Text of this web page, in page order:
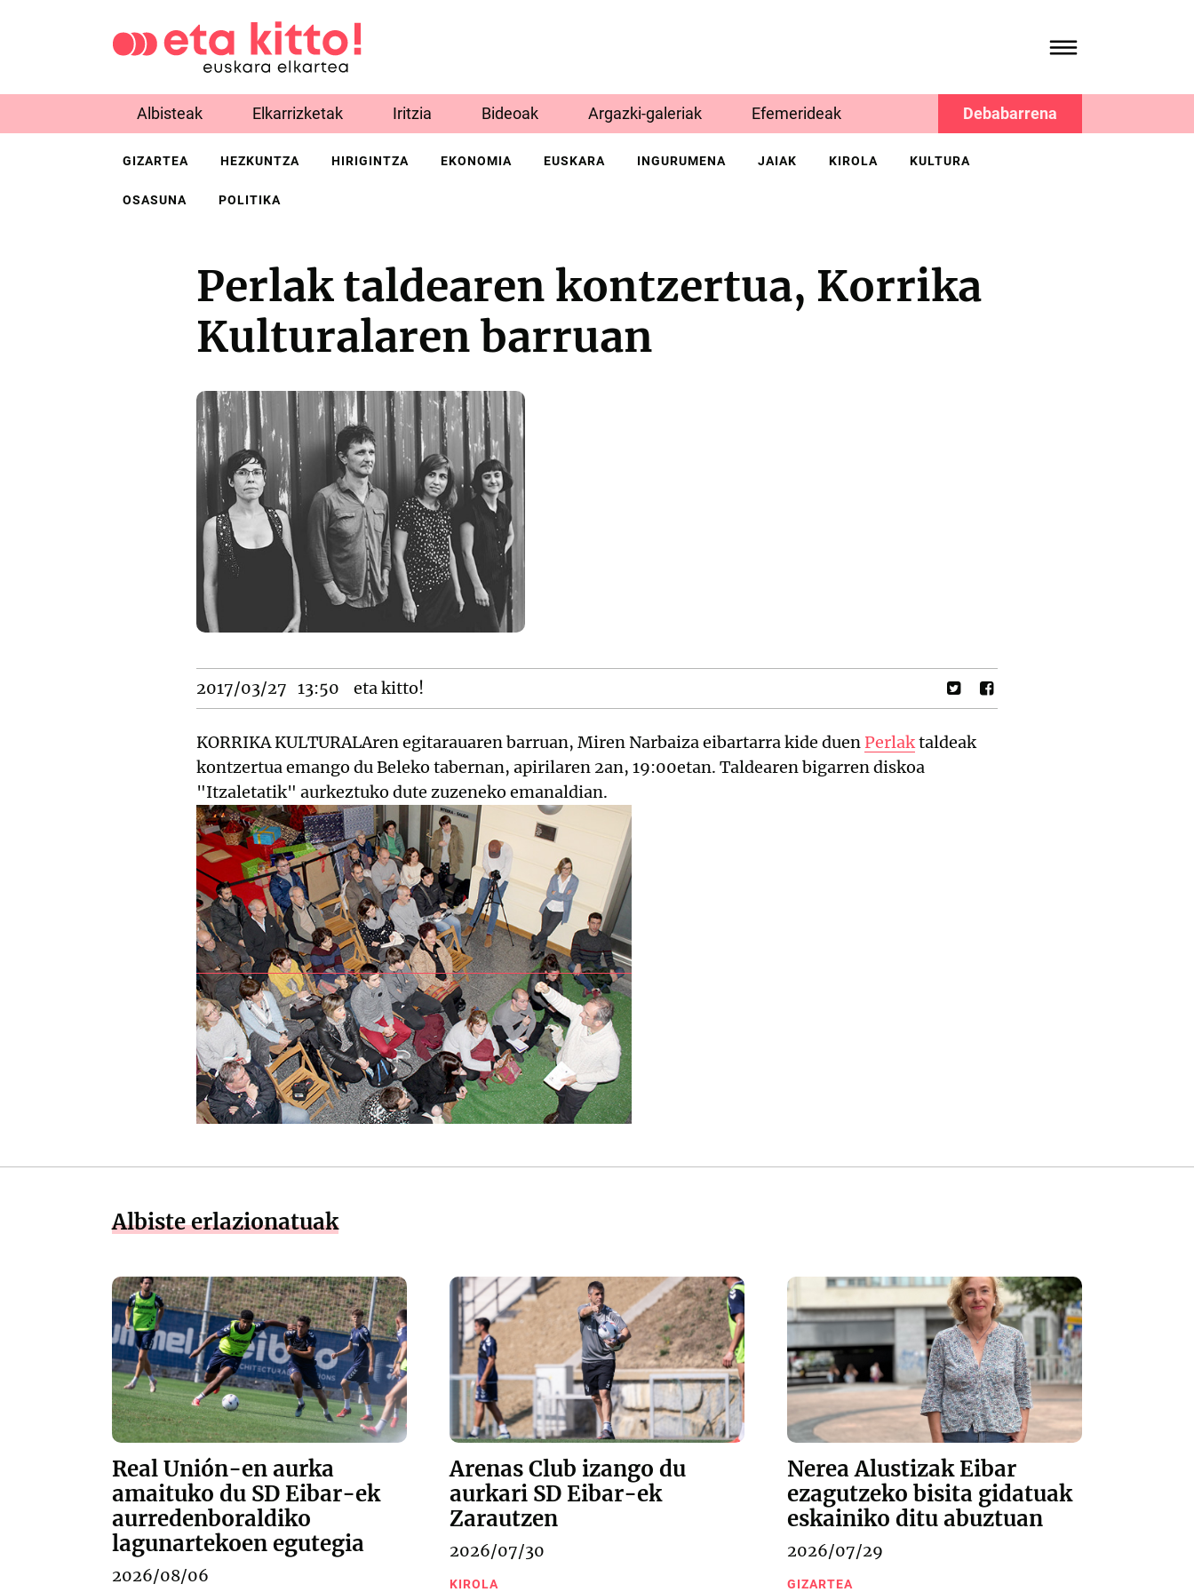
Albisteak Elkarrizketak Iritzia Bideoak Argazki-galeriak Efemerideak Debabarrena
GIZARTEA HEZKUNTZA HIRIGINTZA EKONOMIA EUSKARA INGURUMENA JAIAK KIROLA KULTURA
OSASUNA POLITIKA
Perlak taldearen kontzertua, Korrika
Kulturalaren barruan
2017/03/27 13:50 eta kitto!
KORRIKA KULTURALAren egitarauaren barruan, Miren Narbaiza eibartarra kide duen Perlaktaldeak
kontzertua emango du Beleko tabernan, apirilaren 2an, 19:00etan. Taldearen bigarren diskoa
"Itzaletatik" aurkeztuko dute zuzeneko emanaldian.
Albiste erlazionatuak
Real Unión-en aurka
amaituko du SD Eibar-ek
aurredenboraldiko
lagunartekoen egutegia
2026/08/06
Arenas Club izango du
aurkari SD Eibar-ek
Zarautzen
2026/07/30
KIROLA
Nerea Alustizak Eibar
ezagutzeko bisita gidatuak
eskainiko ditu abuztuan
2026/07/29
GIZARTEA